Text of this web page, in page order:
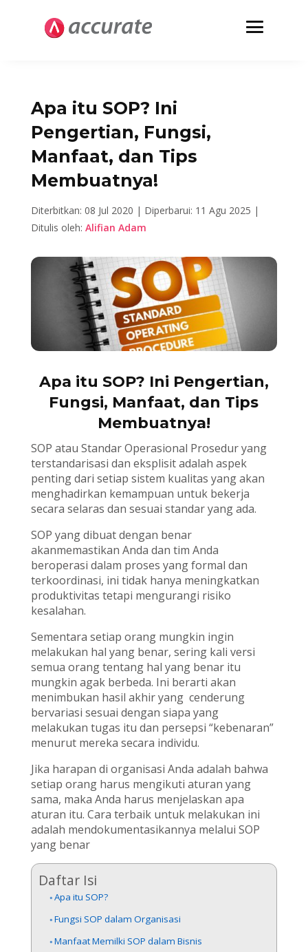
Apa itu SOP? Ini
Pengertian, Fungsi,
Manfaat, dan Tips
Membuatnya!
Diterbitkan: 08 Jul 2020 | Diperbarui: 11 Agu 2025 |
Ditulis oleh: Alifian Adam
Apa itu SOP? Ini Pengertian,
Fungsi, Manfaat, dan Tips
Membuatnya!
SOP atau Standar Operasional Prosedur yang
terstandarisasi dan eksplisit adalah aspek
penting dari setiap sistem kualitas yang akan
menghadirkan kemampuan untuk bekerja
secara selaras dan sesuai standar yang ada.
SOP yang dibuat dengan benar
akanmemastikan Anda dan tim Anda
beroperasi dalam proses yang formal dan
terkoordinasi, ini tidak hanya meningkatkan
produktivitas tetapi mengurangi risiko
kesalahan.
Sementara setiap orang mungkin ingin
melakukan hal yang benar, sering kali versi
semua orang tentang hal yang benar itu
mungkin agak berbeda. Ini berarti akan
menimbukan hasil akhir yang cenderung
bervariasi sesuai dengan siapa yang
melakukan tugas itu dan persepsi “kebenaran”
menurut mereka secara individu.
Jika harapan di organisasi Anda adalah bahwa
setiap orang harus mengikuti aturan yang
sama, maka Anda harus menjelaskan apa
aturan itu. Cara terbaik untuk melakukan ini
adalah mendokumentasikannya melalui SOP
yang benar
Daftar Isi
Apa itu SOP?
Fungsi SOP dalam Organisasi
Manfaat Memilki SOP dalam Bisnis